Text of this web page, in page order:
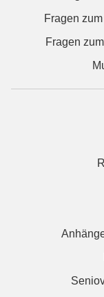
Fragen
Fragen